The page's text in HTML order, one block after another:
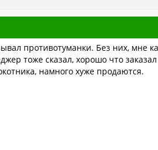
противотуманки. Без них, мне
тоже сказал, хорошо что
намного хуже продаются.